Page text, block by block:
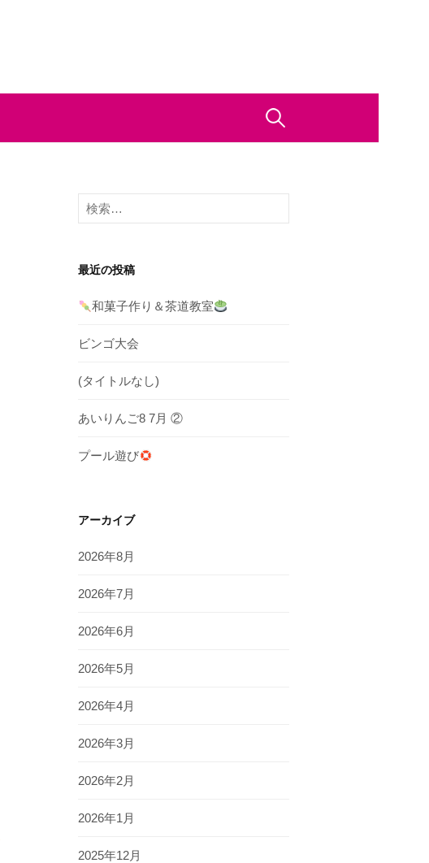
検
検
索:
最近の投稿
和菓子作り＆茶道教室
ビンゴ大会
(タイトルなし)
あいりんご8 7月 ②
プール遊び
アーカイブ
2026年8月
2026年7月
2026年6月
2026年5月
2026年4月
2026年3月
2026年2月
2026年1月
2025年12月